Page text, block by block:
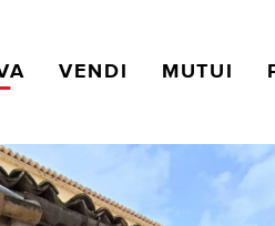
VENDI MUTUI